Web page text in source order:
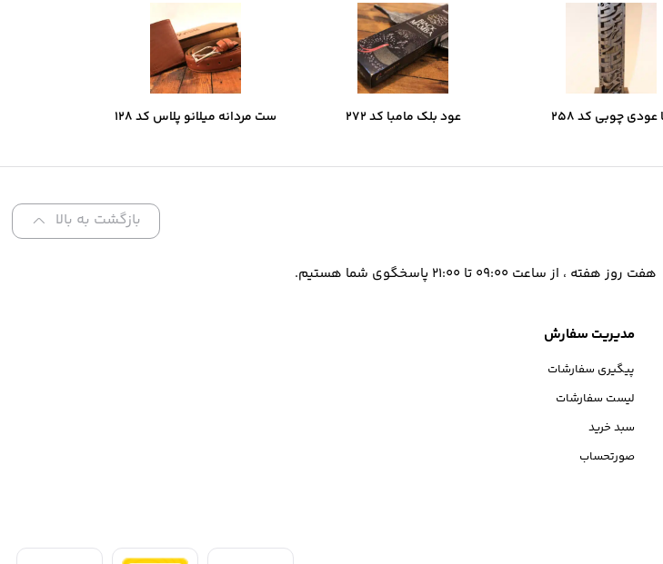
عودی چوبی کد 258 عود بلک مامبا کد 272 ست مردانه میلانو پلاس کد 128
بازگشت به بالا
هفت روز هفته ، از ساعت 09:00 تا 21:00 پاسخگوی شما هستیم.
مدیریت سفارش
پیگیری سفارشات
لیست سفارشات
سبد خرید
صورتحساب